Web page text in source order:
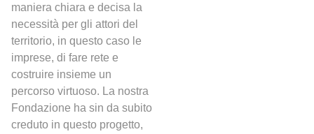
maniera chiara e decisa la
necessità per gli attori del
territorio, in questo caso le
imprese, di fare rete e
costruire insieme un
percorso virtuoso. La nostra
Fondazione ha sin da subito
creduto in questo progetto,